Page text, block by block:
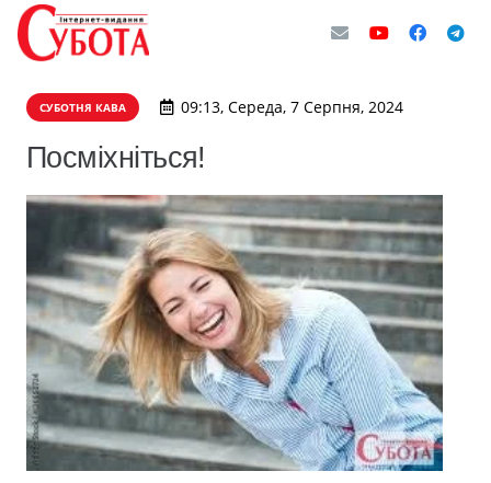
СУБОТНЯ КАВА 09:13, Середа, 7 Серпня, 2024
Посміхніться!